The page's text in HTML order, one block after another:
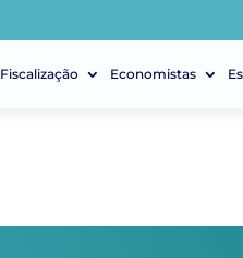
Fiscalização Economistas